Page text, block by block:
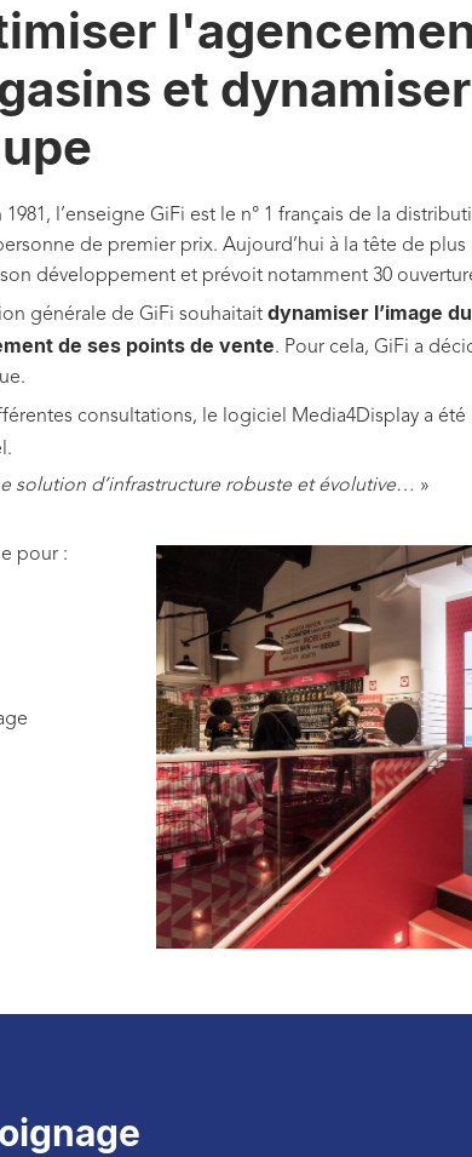
et
1981, l’enseigne GiFi est le n° 1 français de la
de premier prix. Aujourd’hui à la tête de plus
développement et prévoit notamment 30
générale de GiFi souhaitait dynamiser l’image
de ses points de vente. Pour cela, GiFi a
consultations, le logiciel
Media4Display a été
solution d’infrastructure robuste et évolutive… »
pour :